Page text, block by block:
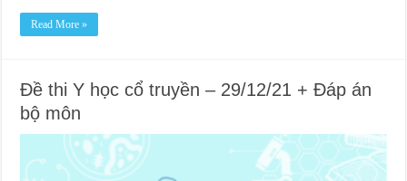
Read More »
Đề thi Y học cổ truyền – 29/12/21 + Đáp án
bộ môn